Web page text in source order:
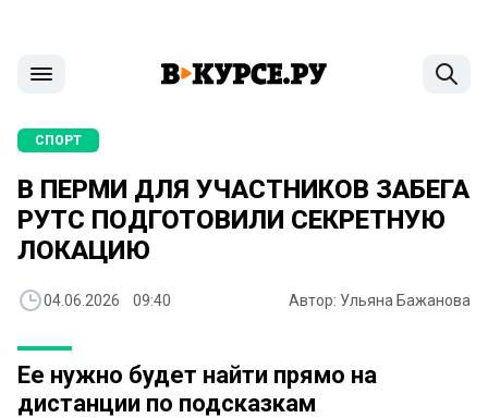
СПОРТ
В ПЕРМИ ДЛЯ УЧАСТНИКОВ ЗАБЕГА
РУТС ПОДГОТОВИЛИ СЕКРЕТНУЮ
ЛОКАЦИЮ
04.06.2026 09:40 Автор: Ульяна Бажанова
Ее нужно будет найти прямо на
дистанции по подсказкам